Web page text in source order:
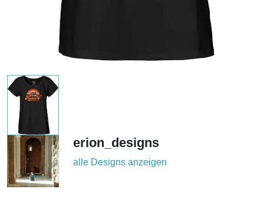
erion_designs
alle Designs anzeigen